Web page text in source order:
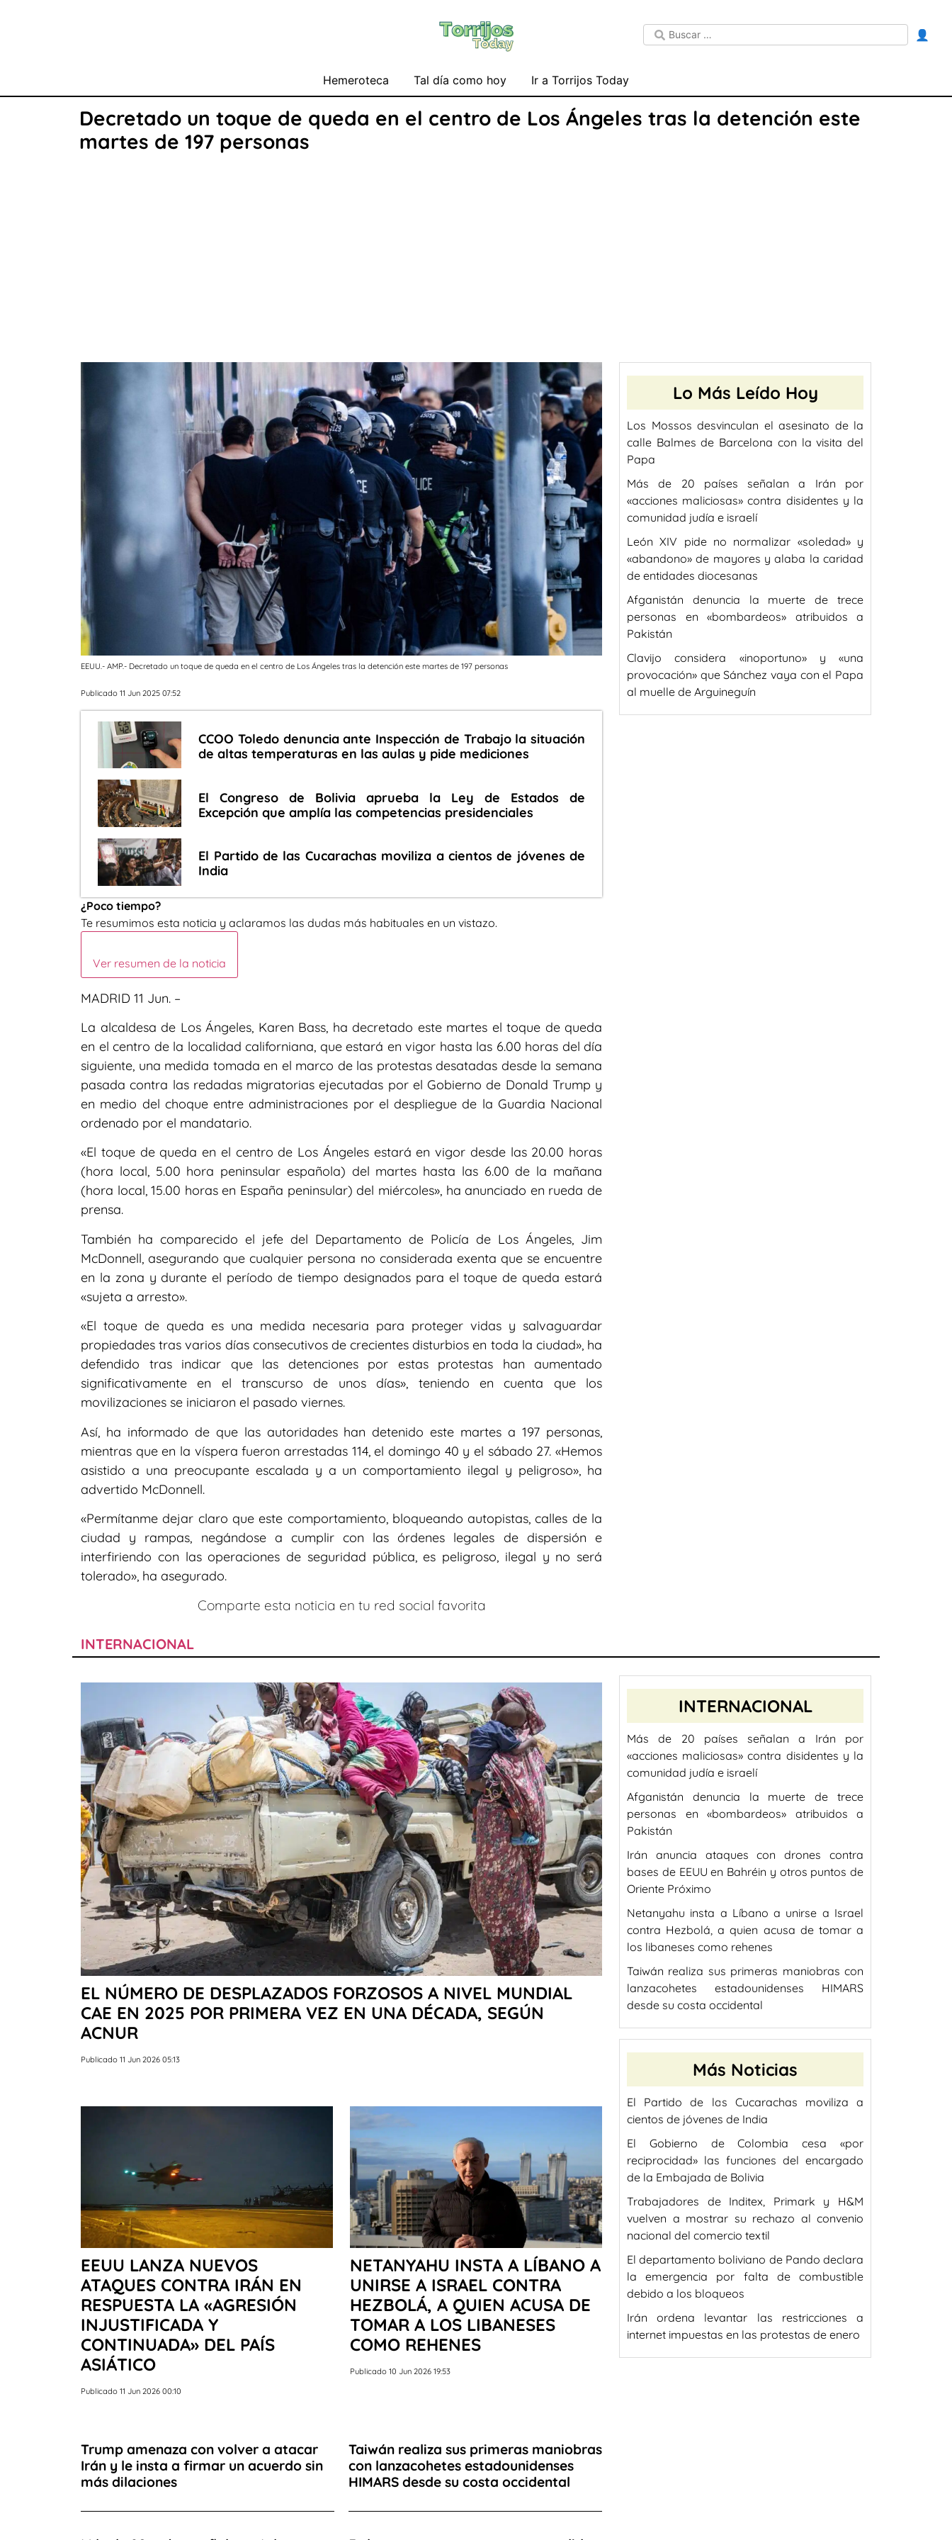
👤
Hemeroteca Tal día como hoy Ir a Torrijos Today
Decretado un toque de queda en el centro de Los Ángeles tras la detención este
martes de 197 personas
EEUU.- AMP.- Decretado un toque de queda en el centro de Los Ángeles tras la detención este martes de 197 personas
Publicado 11 Jun 2025 07:52
CCOO Toledo denuncia ante Inspección de Trabajo la situación
de altas temperaturas en las aulas y pide mediciones
El Congreso de Bolivia aprueba la Ley de Estados de
Excepción que amplía las competencias presidenciales
El Partido de las Cucarachas moviliza a cientos de jóvenes de
India
¿Poco tiempo?
Te resumimos esta noticia y aclaramos las dudas más habituales en un vistazo.
Ver resumen de la noticia
MADRID 11 Jun. –
La alcaldesa de Los Ángeles, Karen Bass, ha decretado este martes el toque de queda
en el centro de la localidad californiana, que estará en vigor hasta las 6.00 horas del día
siguiente, una medida tomada en el marco de las protestas desatadas desde la semana
pasada contra las redadas migratorias ejecutadas por el Gobierno de Donald Trump y
en medio del choque entre administraciones por el despliegue de la Guardia Nacional
ordenado por el mandatario.
«El toque de queda en el centro de Los Ángeles estará en vigor desde las 20.00 horas
(hora local, 5.00 hora peninsular española) del martes hasta las 6.00 de la mañana
(hora local, 15.00 horas en España peninsular) del miércoles», ha anunciado en rueda de
prensa.
También ha comparecido el jefe del Departamento de Policía de Los Ángeles, Jim
McDonnell, asegurando que cualquier persona no considerada exenta que se encuentre
en la zona y durante el período de tiempo designados para el toque de queda estará
«sujeta a arresto».
«El toque de queda es una medida necesaria para proteger vidas y salvaguardar
propiedades tras varios días consecutivos de crecientes disturbios en toda la ciudad», ha
defendido tras indicar que las detenciones por estas protestas han aumentado
significativamente en el transcurso de unos días», teniendo en cuenta que los
movilizaciones se iniciaron el pasado viernes.
Así, ha informado de que las autoridades han detenido este martes a 197 personas,
mientras que en la víspera fueron arrestadas 114, el domingo 40 y el sábado 27. «Hemos
asistido a una preocupante escalada y a un comportamiento ilegal y peligroso», ha
advertido McDonnell.
«Permítanme dejar claro que este comportamiento, bloqueando autopistas, calles de la
ciudad y rampas, negándose a cumplir con las órdenes legales de dispersión e
interfiriendo con las operaciones de seguridad pública, es peligroso, ilegal y no será
tolerado», ha asegurado.
Comparte esta noticia en tu red social favorita
Lo Más Leído Hoy
Los Mossos desvinculan el asesinato de la
calle Balmes de Barcelona con la visita del
Papa
Más de 20 países señalan a Irán por
«acciones maliciosas» contra disidentes y la
comunidad judía e israelí
León XIV pide no normalizar «soledad» y
«abandono» de mayores y alaba la caridad
de entidades diocesanas
Afganistán denuncia la muerte de trece
personas en «bombardeos» atribuidos a
Pakistán
Clavijo considera «inoportuno» y «una
provocación» que Sánchez vaya con el Papa
al muelle de Arguineguín
INTERNACIONAL
EL NÚMERO DE DESPLAZADOS FORZOSOS A NIVEL MUNDIAL
CAE EN 2025 POR PRIMERA VEZ EN UNA DÉCADA, SEGÚN
ACNUR
Publicado 11 Jun 2026 05:13
EEUU LANZA NUEVOS
ATAQUES CONTRA IRÁN EN
RESPUESTA LA «AGRESIÓN
INJUSTIFICADA Y
CONTINUADA» DEL PAÍS
ASIÁTICO
Publicado 11 Jun 2026 00:10
NETANYAHU INSTA A LÍBANO A
UNIRSE A ISRAEL CONTRA
HEZBOLÁ, A QUIEN ACUSA DE
TOMAR A LOS LIBANESES
COMO REHENES
Publicado 10 Jun 2026 19:53
Trump amenaza con volver a atacar
Irán y le insta a firmar un acuerdo sin
más dilaciones
Taiwán realiza sus primeras maniobras
con lanzacohetes estadounidenses
HIMARS desde su costa occidental
INTERNACIONAL
Más de 20 países señalan a Irán por
«acciones maliciosas» contra disidentes y la
comunidad judía e israelí
Afganistán denuncia la muerte de trece
personas en «bombardeos» atribuidos a
Pakistán
Irán anuncia ataques con drones contra
bases de EEUU en Bahréin y otros puntos de
Oriente Próximo
Netanyahu insta a Líbano a unirse a Israel
contra Hezbolá, a quien acusa de tomar a
los libaneses como rehenes
Taiwán realiza sus primeras maniobras con
lanzacohetes estadounidenses HIMARS
desde su costa occidental
Más Noticias
El Partido de las Cucarachas moviliza a
cientos de jóvenes de India
El Gobierno de Colombia cesa «por
reciprocidad» las funciones del encargado
de la Embajada de Bolivia
Trabajadores de Inditex, Primark y H&M
vuelven a mostrar su rechazo al convenio
nacional del comercio textil
El departamento boliviano de Pando declara
la emergencia por falta de combustible
debido a los bloqueos
Irán ordena levantar las restricciones a
internet impuestas en las protestas de enero